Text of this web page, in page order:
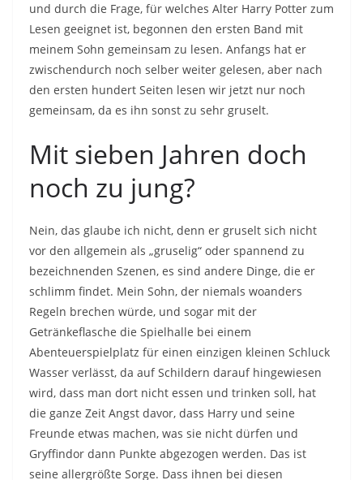
und durch die Frage, für welches Alter Harry Potter zum
Lesen geeignet ist, begonnen den ersten Band mit
meinem Sohn gemeinsam zu lesen. Anfangs hat er
zwischendurch noch selber weiter gelesen, aber nach
den ersten hundert Seiten lesen wir jetzt nur noch
gemeinsam, da es ihn sonst zu sehr gruselt.
Mit sieben Jahren doch
noch zu jung?
Nein, das glaube ich nicht, denn er gruselt sich nicht
vor den allgemein als „gruselig“ oder spannend zu
bezeichnenden Szenen, es sind andere Dinge, die er
schlimm findet. Mein Sohn, der niemals woanders
Regeln brechen würde, und sogar mit der
Getränkeflasche die Spielhalle bei einem
Abenteuerspielplatz für einen einzigen kleinen Schluck
Wasser verlässt, da auf Schildern darauf hingewiesen
wird, dass man dort nicht essen und trinken soll, hat
die ganze Zeit Angst davor, dass Harry und seine
Freunde etwas machen, was sie nicht dürfen und
Gryffindor dann Punkte abgezogen werden. Das ist
seine allergrößte Sorge. Dass ihnen bei diesen